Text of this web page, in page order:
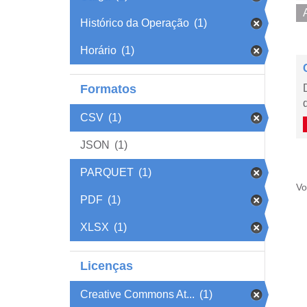
Histórico da Operação (1)
Horário (1)
Formatos
CSV (1)
JSON (1)
PARQUET (1)
PDF (1)
XLSX (1)
Licenças
Creative Commons At... (1)